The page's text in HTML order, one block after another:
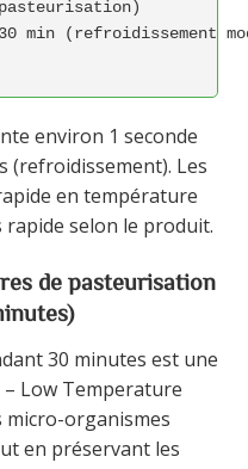
min (refroidissement
environ 1 seconde
(refroidissement). Les
en température
rapide selon le produit.
de pasteurisation
30 minutes est une
Low Temperature
organismes
en préservant les